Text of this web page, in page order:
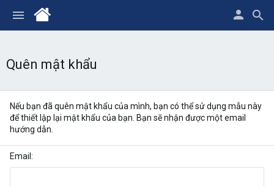
Quên mật khẩu
Nếu bạn đã quên mật khẩu của mình, bạn có thể sử dụng mẫu này
để thiết lập lại mật khẩu của bạn. Bạn sẽ nhận được một email
hướng dẫn.
Email